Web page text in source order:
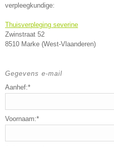
verpleegkundige:
Thuisverpleging severine
Zwinstraat 52
8510 Marke (West-Vlaanderen)
Gegevens e-mail
Aanhef:*
Voornaam:*